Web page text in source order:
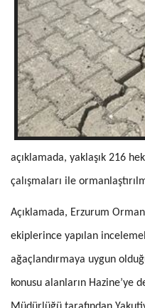
açıklamada, yaklaşık 216
çalışmaları ile
Açıklamada, Erzurum
ekiplerince yapılan
ağaçlandırmaya uygun
konusu alanların Hazine’ye